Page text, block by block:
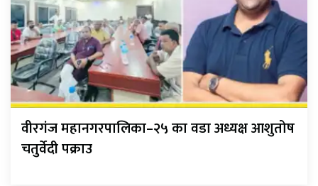
वीरगंज महानगरपालिका–२५ का वडा अध्यक्ष आशुतोष
चतुर्वेदी पक्राउ